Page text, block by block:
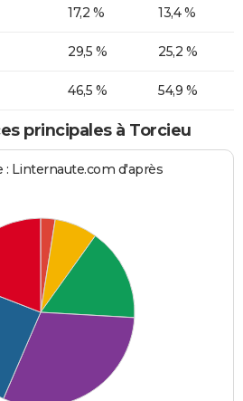
17,2 % 13,4 %
29,5 % 25,2 %
46,5 % 54,9 %
principales à Torcieu
: Linternaute.com d'après